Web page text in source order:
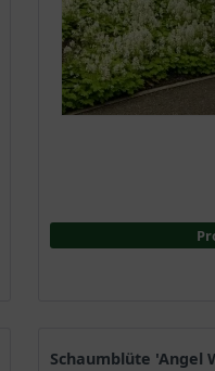
Schaumblüte 'Angel